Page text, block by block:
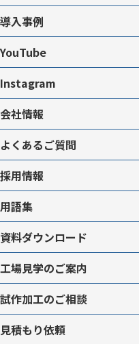
導入事例
YouTube
Instagram
会社情報
よくあるご質問
採用情報
用語集
資料ダウンロード
工場見学のご案内
試作加工のご相談
見積もり依頼